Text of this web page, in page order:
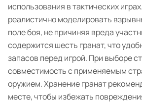
использования в тактических
реалистично моделировать
поле боя, не причиняя вреда
содержится шесть гранат, что
запасов перед игрой. При выборе
совместимость с применяемым
оружием. Хранение гранат
месте, чтобы избежать